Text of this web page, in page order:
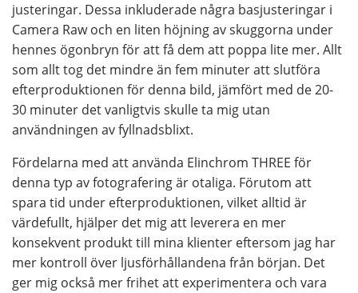
justeringar. Dessa inkluderade några basjusteringar i
Camera Raw och en liten höjning av skuggorna under
hennes ögonbryn för att få dem att poppa lite mer. Allt
som allt tog det mindre än fem minuter att slutföra
efterproduktionen för denna bild, jämfört med de 20-
30 minuter det vanligtvis skulle ta mig utan
användningen av fyllnadsblixt.
Fördelarna med att använda Elinchrom THREE för
denna typ av fotografering är otaliga. Förutom att
spara tid under efterproduktionen, vilket alltid är
värdefullt, hjälper det mig att leverera en mer
konsekvent produkt till mina klienter eftersom jag har
mer kontroll över ljusförhållandena från början. Det
ger mig också mer frihet att experimentera och vara